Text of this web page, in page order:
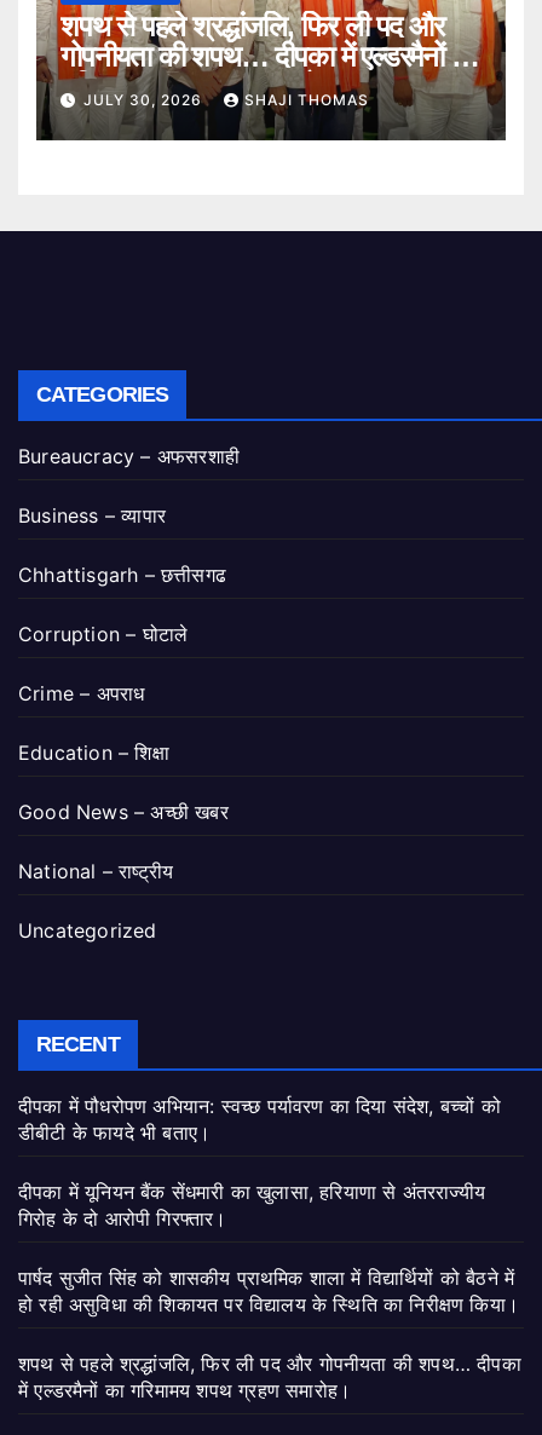
शपथ से पहले श्रद्धांजलि, फिर ली पद और
गोपनीयता की शपथ… दीपका में एल्डरमैनों का
गरिमामय शपथ ग्रहण समारोह।
JULY 30, 2026 SHAJI THOMAS
CATEGORIES
Bureaucracy – अफसरशाही
Business – व्यापार
Chhattisgarh – छत्तीसगढ
Corruption – घोटाले
Crime – अपराध
Education – शिक्षा
Good News – अच्छी खबर
National – राष्ट्रीय
Uncategorized
RECENT
दीपका में पौधरोपण अभियान: स्वच्छ पर्यावरण का दिया संदेश, बच्चों को
डीबीटी के फायदे भी बताए।
दीपका में यूनियन बैंक सेंधमारी का खुलासा, हरियाणा से अंतरराज्यीय
गिरोह के दो आरोपी गिरफ्तार।
पार्षद सुजीत सिंह को शासकीय प्राथमिक शाला में विद्यार्थियों को बैठने में
हो रही असुविधा की शिकायत पर विद्यालय के स्थिति का निरीक्षण किया।
शपथ से पहले श्रद्धांजलि, फिर ली पद और गोपनीयता की शपथ… दीपका
में एल्डरमैनों का गरिमामय शपथ ग्रहण समारोह।